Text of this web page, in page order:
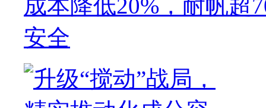
成本降低20%，耐帆超
安全